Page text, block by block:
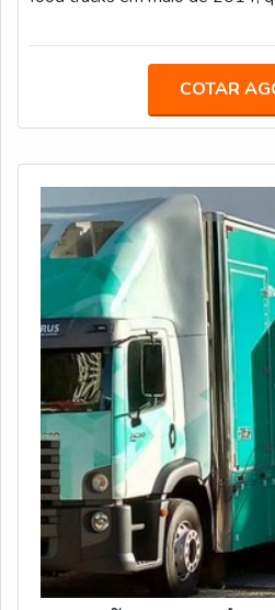
Prefeitura de São Paulo. A
Grande experiência em
estrutura fabril; Equipe de
COTAR